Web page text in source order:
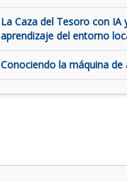
La Caza del Tesoro con
aprendizaje del entorno
Conociendo la máquina de